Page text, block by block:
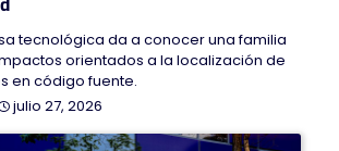
tecnológica da a conocer una familia
orientados a la localización de
en código fuente.
julio 27, 2026